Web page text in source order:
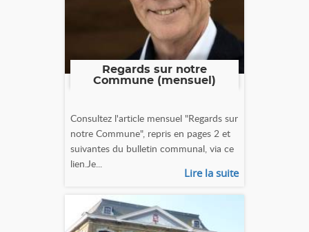
Regards sur notre
Commune (mensuel)
Consultez l'article mensuel "Regards sur
notre Commune", repris en pages 2 et
suivantes du bulletin communal, via ce
lien.Je...
Lire la suite